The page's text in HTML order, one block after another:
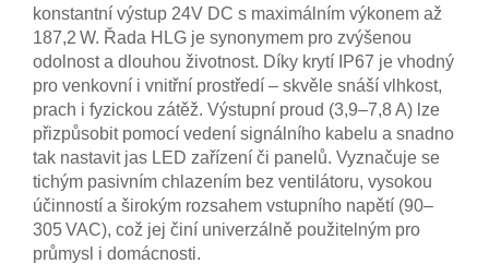
konstantní výstup 24V DC s maximálním výkonem až
187,2 W. Řada HLG je synonymem pro zvýšenou
odolnost a dlouhou životnost. Díky krytí IP67 je vhodný
pro venkovní i vnitřní prostředí – skvěle snáší vlhkost,
prach i fyzickou zátěž. Výstupní proud (3,9–7,8 A) lze
přizpůsobit pomocí vedení signálního kabelu a snadno
tak nastavit jas LED zařízení či panelů. Vyznačuje se
tichým pasivním chlazením bez ventilátoru, vysokou
účinností a širokým rozsahem vstupního napětí (90–
305 VAC), což jej činí univerzálně použitelným pro
průmysl i domácnosti.